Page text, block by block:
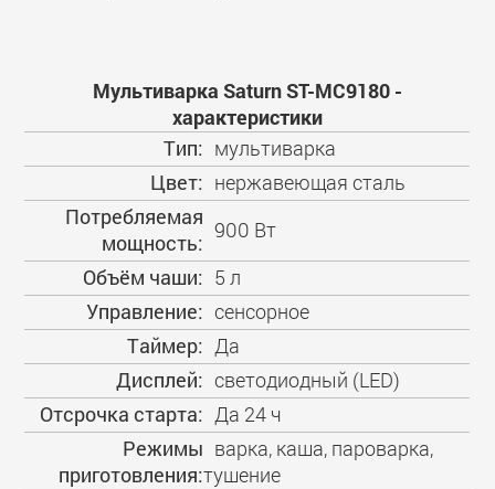
Мультиварка Saturn ST-MC9180 -
характеристики
Тип: мультиварка
Цвет: нержавеющая сталь
Потребляемая
мощность:
900 Вт
Объём чаши: 5 л
Управление: сенсорное
Таймер: Да
Дисплей: светодиодный (LED)
Отсрочка старта: Да 24 ч
Режимы
приготовления:
варка, каша, пароварка,
тушение